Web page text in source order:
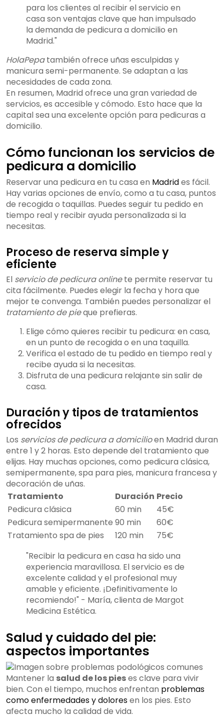
para los clientes al recibir el servicio en
casa son ventajas clave que han impulsado
la demanda de pedicura a domicilio en
Madrid."
HolaPepatambién ofrece uñas esculpidas y
manicura semi-permanente. Se adaptan a las
necesidades de cada zona.
En resumen, Madrid ofrece una gran variedad de
servicios, es accesible y cómodo. Esto hace que la
capital sea una excelente opción para pedicuras a
domicilio.
Cómo funcionan los servicios de
pedicura a domicilio
Reservar una pedicura en tu casa en Madrides fácil.
Hay varias opciones de envío, como a tu casa, puntos
de recogida o taquillas. Puedes seguir tu pedido en
tiempo real y recibir ayuda personalizada si la
necesitas.
Proceso de reserva simple y
eficiente
El servicio de pedicura onlinete permite reservar tu
cita fácilmente. Puedes elegir la fecha y hora que
mejor te convenga. También puedes personalizar el
tratamiento de pieque prefieras.
Elige cómo quieres recibir tu pedicura: en casa,
en un punto de recogida o en una taquilla.
Verifica el estado de tu pedido en tiempo real y
recibe ayuda si la necesitas.
Disfruta de una pedicura relajante sin salir de
casa.
Duración y tipos de tratamientos
ofrecidos
Los servicios de pedicura a domicilioen Madrid duran
entre 1 y 2 horas. Esto depende del tratamiento que
elijas. Hay muchas opciones, como pedicura clásica,
semipermanente, spa para pies, manicura francesa y
decoración de uñas.
Tratamiento
Duración Precio
Pedicura clásica
60 min
45€
Pedicura semipermanente 90 min
60€
Tratamiento spa de pies
120 min
75€
"Recibir la pedicura en casa ha sido una
experiencia maravillosa. El servicio es de
excelente calidad y el profesional muy
amable y eficiente. ¡Definitivamente lo
recomiendo!" - María, clienta de Margot
Medicina Estética.
Salud y cuidado del pie:
aspectos importantes
Mantener la salud de los pieses clave para vivir
bien. Con el tiempo, muchos enfrentan problemas
como enfermedades y doloresen los pies. Esto
afecta mucho la calidad de vida.